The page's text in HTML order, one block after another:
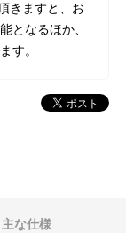
きますと、お
となるほか、
す。
主な仕様